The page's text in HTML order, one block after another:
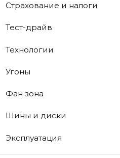
Страхование и налоги
Тест-драйв
Технологии
Угоны
Фан зона
Шины и диски
Эксплуатация